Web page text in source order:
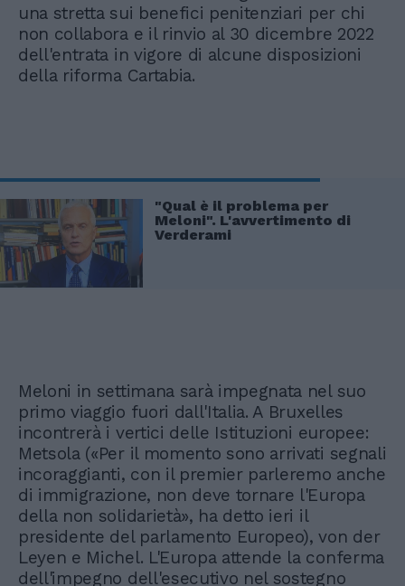
una stretta sui benefici penitenziari per chi
non collabora e il rinvio al 30 dicembre 2022
dell'entrata in vigore di alcune disposizioni
della riforma Cartabia.
"Qual è il problema per
Meloni". L'avvertimento di
Verderami
Meloni in settimana sarà impegnata nel suo
primo viaggio fuori dall'Italia. A Bruxelles
incontrerà i vertici delle Istituzioni europee:
Metsola («Per il momento sono arrivati segnali
incoraggianti, con il premier parleremo anche
di immigrazione, non deve tornare l'Europa
della non solidarietà», ha detto ieri il
presidente del parlamento Europeo), von der
Leyen e Michel. L'Europa attende la conferma
dell'impegno dell'esecutivo nel sostegno